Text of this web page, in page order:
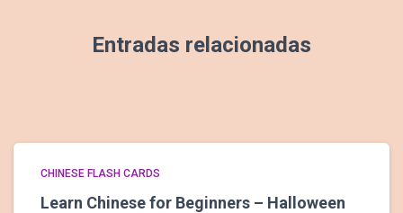
Entradas relacionadas
CHINESE FLASH CARDS
Learn Chinese for Beginners – Halloween